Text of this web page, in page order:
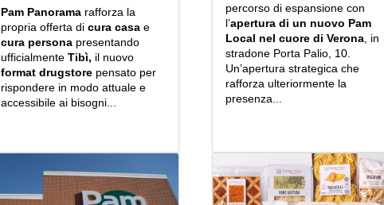
Pam Panorama rafforza la
propria offerta dicura casa e
cura persona presentando
ufficialmenteTibì, il nuovo
format drugstore pensato per
rispondere in modo attuale e
accessibile ai bisogni...
percorso di espansione con
l’apertura di un nuovo Pam
Local nel cuore di Verona, in
stradone Porta Palio, 10.
Un’apertura strategica che
rafforza ulteriormente la
presenza...